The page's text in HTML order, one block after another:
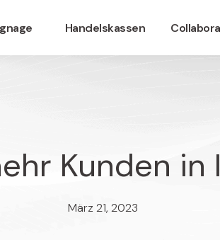
Handelskassen
Kunden
März 21, 2023